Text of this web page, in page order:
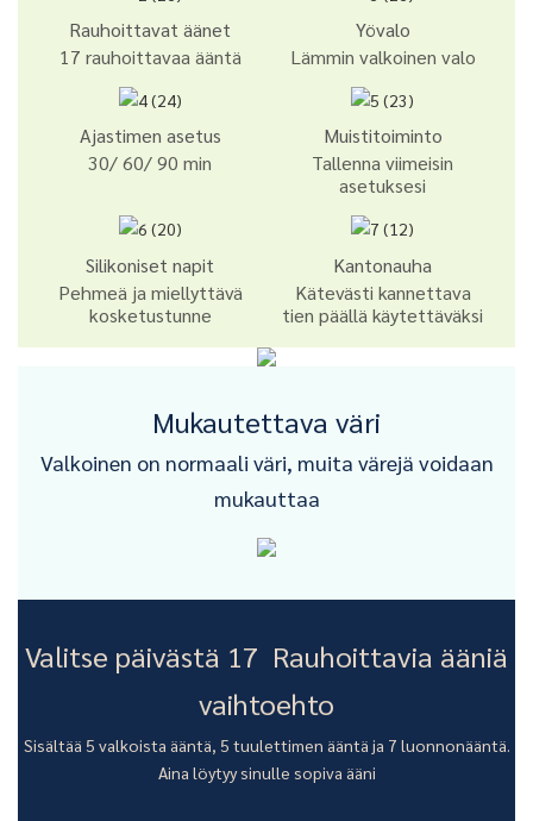
Rauhoittavat äänet
17 rauhoittavaa ääntä
Yövalo
Lämmin valkoinen valo
Ajastimen asetus
30/ 60/ 90 min
Muistitoiminto
Tallenna viimeisin
asetuksesi
Silikoniset napit
Pehmeä ja miellyttävä
kosketustunne
Kantonauha
Kätevästi kannettava
tien päällä käytettäväksi
Mukautettava väri
Valkoinen on normaali väri, muita värejä voidaan
mukauttaa
Valitse päivästä 17 Rauhoittavia ääniä
vaihtoehto
Sisältää 5 valkoista ääntä, 5 tuulettimen ääntä ja 7 luonnonääntä.
Aina löytyy sinulle sopiva ääni